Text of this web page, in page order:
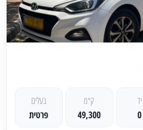
יד
0
ק״מ
49,300
בעלים
פרטית